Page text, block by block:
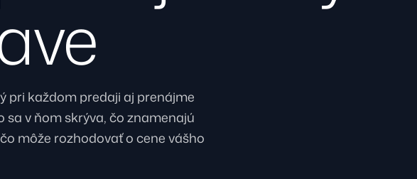
pri každom predaji aj prenájme
sa v ňom skrýva, čo znamenajú
môže rozhodovať o cene vášho